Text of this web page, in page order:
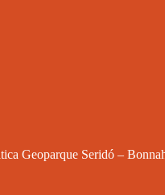
Geoparque Seridó –